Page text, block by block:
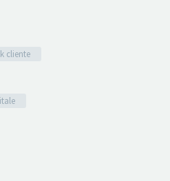
cliente